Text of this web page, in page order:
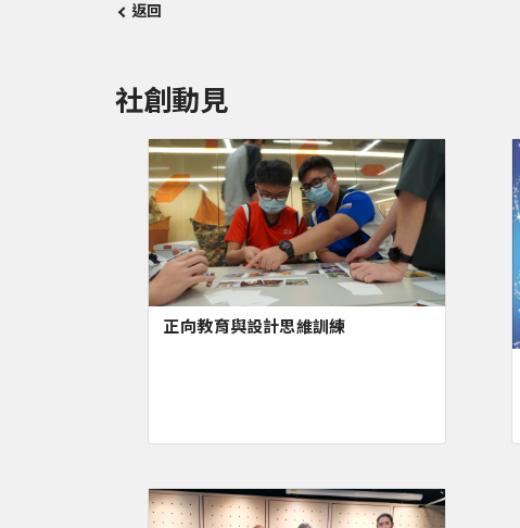
返回
社創動見
正向教育與設計思維訓練